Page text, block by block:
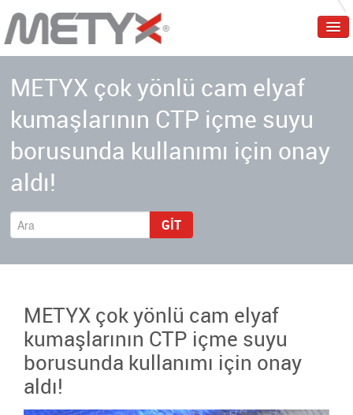
Ana Sayfa
Kurumsal
Ürünler
Servisler
Sektörler
Etkinlik/Eğitim
METYX çok yönlü cam elyaf
kumaşlarının CTP içme suyu
borusunda kullanımı için onay
aldı!
GIT
METYX çok yönlü cam elyaf
kumaşlarının CTP içme suyu
borusunda kullanımı için onay
aldı!